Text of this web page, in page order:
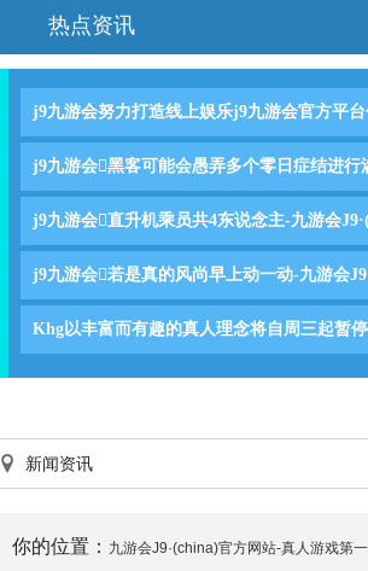
热点资讯
j9九游会努力打造线上娱乐j9九游会官方平
j9九游会黑客可能会愚弄多个零日症结进行
j9九游会直升机乘员共4东说念主-九游会
j9九游会若是真的风尚早上动一动-九游会
Khg以丰富而有趣的真人理念将自周三起暂
新闻资讯
你的位置： 九游会J9·(china)官方网站-真人游戏第